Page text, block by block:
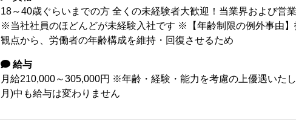
18～40歳ぐらいまでの方 全くの未経験者大歓迎！当業界および営
※当社社員のほどんどが未経験入社です ※【年齢制限の例外事由
観点から、労働者の年齢構成を維持・回復させるため
給与
月給210,000～305,000円 ※年齢・経験・能力を考慮の上優遇いた
月)中も給与は変わりません